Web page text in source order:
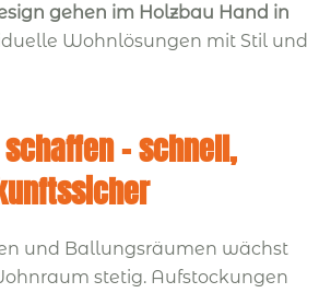
gehen im Holzbau Hand in
Wohnlösungen mit Stil und
– schnell,
und Ballungsräumen wächst
stetig. Aufstockungen